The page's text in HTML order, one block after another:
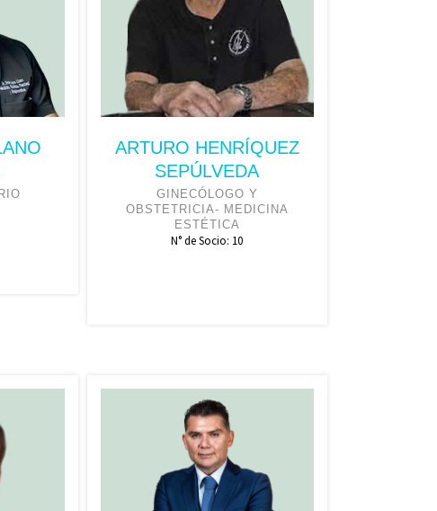
ARTURO HENRÍQUEZ
SEPÚLVEDA
GINECÓLOGO Y
OBSTETRICIA- MEDICINA
ESTÉTICA
N° de Socio: 10